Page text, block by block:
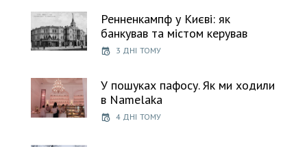
Ренненкампф у Києві: як
банкував та містом керував
3 ДНІ ТОМУ
У пошуках пафосу. Як ми ходили
в Namelaka
4 ДНІ ТОМУ